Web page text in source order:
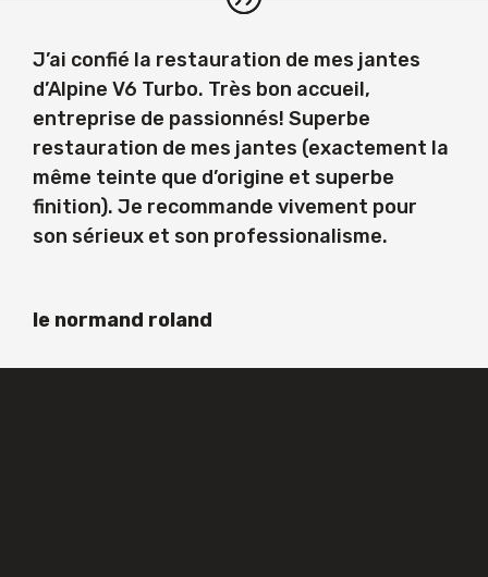
J’ai confié la restauration de mes jantes
d’Alpine V6 Turbo. Très bon accueil,
entreprise de passionnés! Superbe
restauration de mes jantes (exactement la
même teinte que d’origine et superbe
finition). Je recommande vivement pour
son sérieux et son professionalisme.
le normand roland